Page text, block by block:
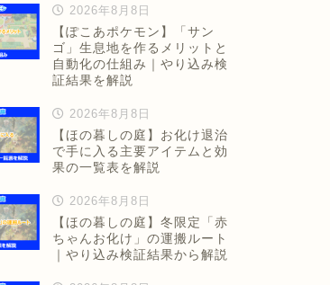
2026年8月8日
【ぽこあポケモン】「サン
ゴ」生息地を作るメリットと
自動化の仕組み｜やり込み検
証結果を解説
2026年8月8日
【ほの暮しの庭】お化け退治
で手に入る主要アイテムと効
果の一覧表を解説
2026年8月8日
【ほの暮しの庭】冬限定「赤
ちゃんお化け」の運搬ルート
｜やり込み検証結果から解説